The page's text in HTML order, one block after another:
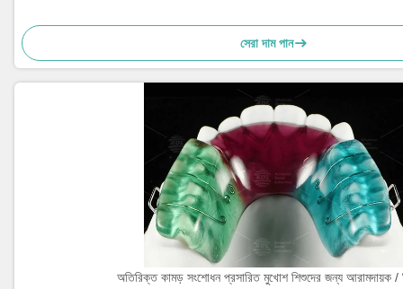
সেরা দাম পান
অতিরিক্ত কামড় সংশোধন প্রসারিত মুখোশ শিশুদের জন্য আরামদায়ক /